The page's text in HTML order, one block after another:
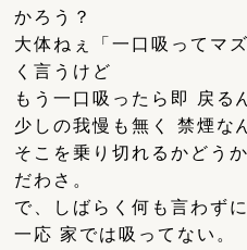
かろう？
大体ねぇ「一口吸ってマ
く言うけど
もう一口吸ったら即 戻る
少しの我慢も無く 禁煙な
そこを乗り切れるかどう
だわさ。
で、しばらく何も言わず
一応 家では吸ってない。